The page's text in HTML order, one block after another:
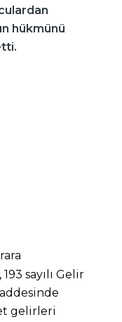
hükmünü
sayılı Gelir
gelirleri